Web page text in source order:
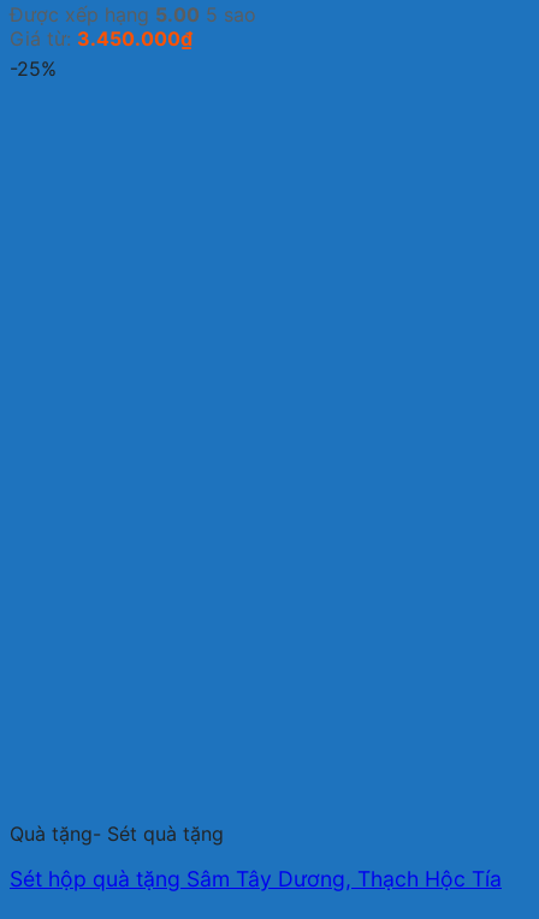
Được xếp hạng 5.00 5 sao
Giá từ: 3.450.000₫
-25%
Quà tặng- Sét quà tặng
Sét hộp quà tặng Sâm Tây Dương, Thạch Hộc Tía